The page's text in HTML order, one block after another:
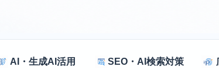
AI・生成AI活用 SEO・AI検索対策